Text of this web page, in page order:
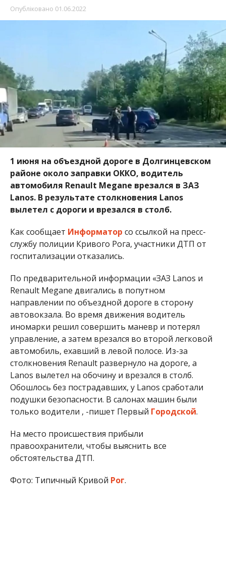
Опубліковано 01.06.2022
1 июня на объездной дороге в Долгинцевском
районе около заправки ОККО, водитель
автомобиля Renault Megane врезался в ЗАЗ
Lanos. В результате столкновения Lanos
вылетел с дороги и врезался в столб.
Как сообщает Информатор со ссылкой на пресс-
службу полиции Кривого Рога, участники ДТП от
госпитализации отказались.
По предварительной информации «ЗАЗ Lanos и
Renault Megane двигались в попутном
направлении по объездной дороге в сторону
автовокзала. Во время движения водитель
иномарки решил совершить маневр и потерял
управление, а затем врезался во второй легковой
автомобиль, ехавший в левой полосе. Из-за
столкновения Renault развернуло на дороге, а
Lanos вылетел на обочину и врезался в столб.
Обошлось без пострадавших, у Lanos сработали
подушки безопасности. В салонах машин были
только водители , -пишет Первый Городской.
На место происшествия прибыли
правоохранители, чтобы выяснить все
обстоятельства ДТП.
Фото: Типичный Кривой Рог.